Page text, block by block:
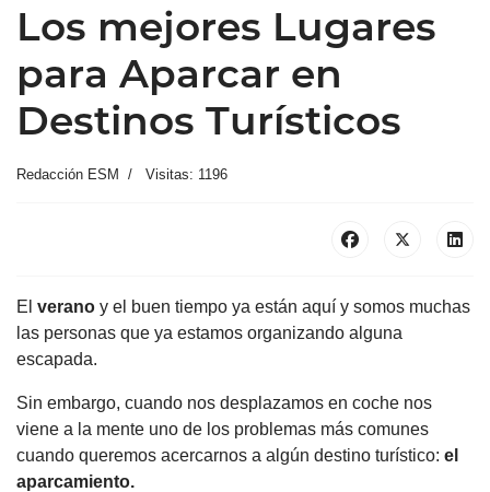
Los mejores Lugares
para Aparcar en
Destinos Turísticos
Redacción ESM Visitas: 1196
El verano y el buen tiempo ya están aquí y somos muchas
las personas que ya estamos organizando alguna
escapada.
Sin embargo, cuando nos desplazamos en coche nos
viene a la mente uno de los problemas más comunes
cuando queremos acercarnos a algún destino turístico: el
aparcamiento.